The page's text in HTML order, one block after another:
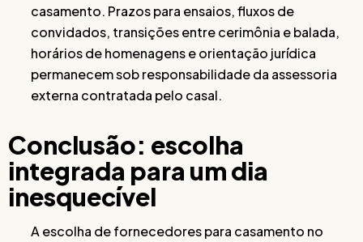
casamento. Prazos para ensaios, fluxos de
convidados, transições entre cerimônia e balada,
horários de homenagens e orientação jurídica
permanecem sob responsabilidade da assessoria
externa contratada pelo casal.
Conclusão: escolha
integrada para um dia
inesquecível
A escolha de fornecedores para casamento no